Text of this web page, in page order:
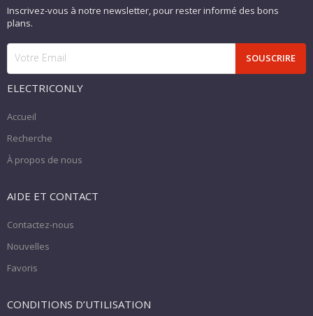
Inscrivez-vous à notre newsletter, pour rester informé des bons
plans.
ELECTRICONLY
Accueil
Recherche
À propos de nous
AIDE ET CONTACT
Contactez-nous
Nouvelles
Favoris
CONDITIONS D’UTILISATION